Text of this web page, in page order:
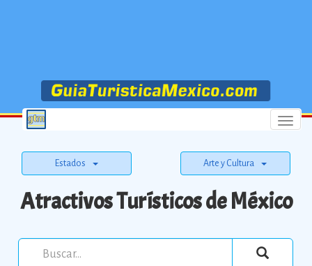
Menu
Estados Arte y Cultura
Atractivos Turísticos de México